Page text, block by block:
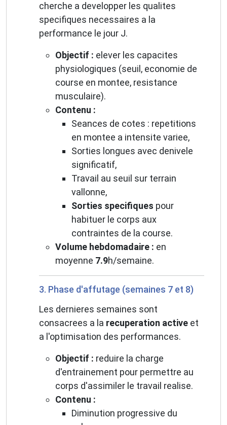
cherche a developper les qualites
specifiques necessaires a la
performance le jour J.
Objectif : elever les capacites
physiologiques (seuil, economie de
course en montee, resistance
musculaire).
Contenu :
Seances de cotes : repetitions
en montee a intensite variee,
Sorties longues avec denivele
significatif,
Travail au seuil sur terrain
vallonne,
Sorties specifiques pour
habituer le corps aux
contraintes de la course.
Volume hebdomadaire : en
moyenne 7.9h/semaine.
3. Phase d'affutage (semaines 7 et 8)
Les dernieres semaines sont
consacrees a la recuperation active et
a l'optimisation des performances.
Objectif : reduire la charge
d'entrainement pour permettre au
corps d'assimiler le travail realise.
Contenu :
Diminution progressive du